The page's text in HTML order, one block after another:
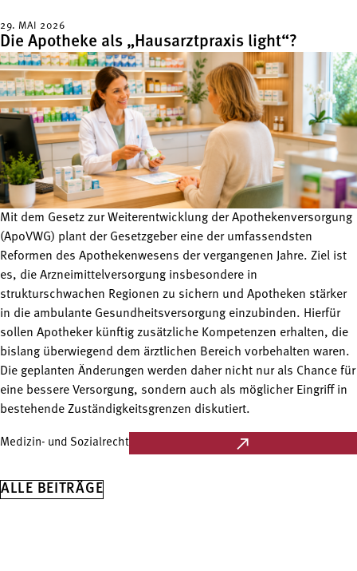
29. MAI 2026
Die Apotheke als „Hausarztpraxis light“?
Mit dem Gesetz zur Weiterentwicklung der Apothekenversorgung
(ApoVWG) plant der Gesetzgeber eine der umfassendsten
Reformen des Apothekenwesens der vergangenen Jahre. Ziel ist
es, die Arzneimittelversorgung insbesondere in
strukturschwachen Regionen zu sichern und Apotheken stärker
in die ambulante Gesundheitsversorgung einzubinden. Hierfür
sollen Apotheker künftig zusätzliche Kompetenzen erhalten, die
bislang überwiegend dem ärztlichen Bereich vorbehalten waren.
Die geplanten Änderungen werden daher nicht nur als Chance für
eine bessere Versorgung, sondern auch als möglicher Eingriff in
bestehende Zuständigkeitsgrenzen diskutiert.
Medizin- und Sozialrecht
ALLE BEITRÄGE